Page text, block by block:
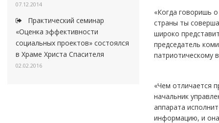
07.12.2014
Практический семинар
«Оценка эффективности
социальных проектов» состоялся
в Храме Христа Спасителя
02.02.2016
«Когда говоришь
страны ты
широко
председатель
патриотическому
«Чем отличается
начальник
аппарата
информацию, и